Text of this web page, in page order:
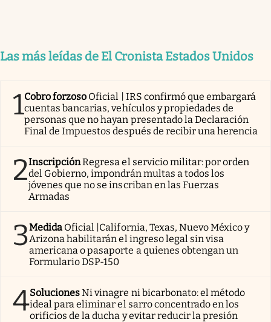
Las más leídas de El Cronista Estados Unidos
1Cobro forzoso Oficial | IRS confirmó que embargará
cuentas bancarias, vehículos y propiedades de
personas que no hayan presentado la Declaración
Final de Impuestos después de recibir una herencia
2InscripciónRegresa el servicio militar: por orden
del Gobierno, impondrán multas a todos los
jóvenes que no se inscriban en las Fuerzas
Armadas
3Medida Oficial |California, Texas, Nuevo México y
Arizona habilitarán el ingreso legal sin visa
americana o pasaporte a quienes obtengan un
Formulario DSP-150
4SolucionesNi vinagre ni bicarbonato: el método
ideal para eliminar el sarro concentrado en los
orificios de la ducha y evitar reducir la presión